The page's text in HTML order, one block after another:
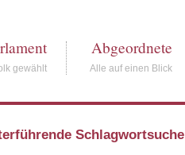
gewählt
Abgeordnete
Alle auf einen Blick
Schlagwortsuche